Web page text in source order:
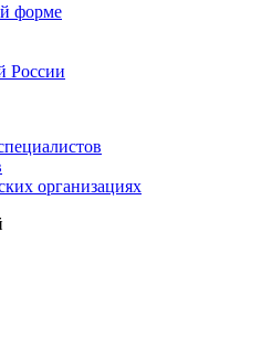
форме
России
организациях